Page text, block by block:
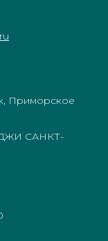
Приморское
САНКТ-